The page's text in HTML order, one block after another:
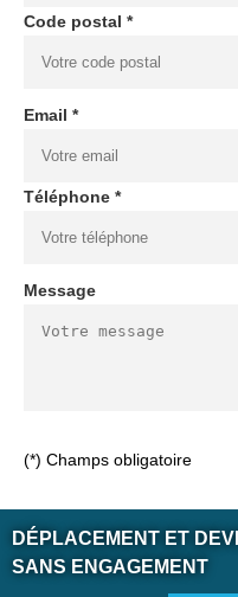
Code postal *
Email *
Téléphone *
Message
(*) Champs obligatoire
DÉPLACEMENT ET
SANS ENGAGEMENT